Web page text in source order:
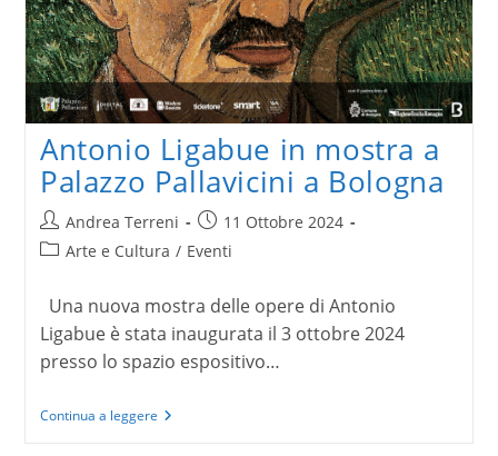
Antonio Ligabue in mostra a
Palazzo Pallavicini a Bologna
Autore
dell'articolo:
Andrea Terreni
Articolo
pubblicato:
11 Ottobre 2024
Categoria
Arte e Cultura / Eventi
Una nuova mostra delle opere di Antonio
Ligabue è stata inaugurata il 3 ottobre 2024
presso lo spazio espositivo…
Continua a leggereAntonio